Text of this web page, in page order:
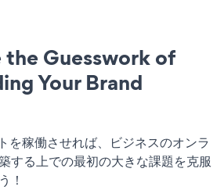
the Guesswork of
Your Brand
稼働させれば、ビジネスのオンラ
する上での最初の大きな課題を克服
！